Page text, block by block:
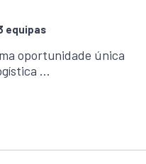
equipas
oportunidade única
…